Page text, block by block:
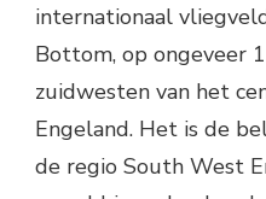
internationaal
Bottom, op ongeveer
zuidwesten van het
Engeland. Het is de
de regio South West